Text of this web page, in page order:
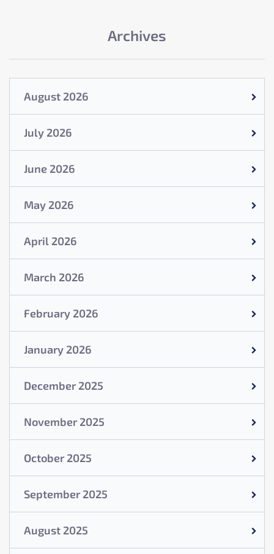
Archives
August 2026
July 2026
June 2026
May 2026
April 2026
March 2026
February 2026
January 2026
December 2025
November 2025
October 2025
September 2025
August 2025